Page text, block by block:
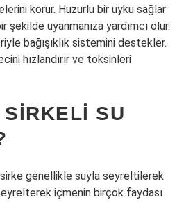
korur. Huzurlu bir uyku sağlar
şekilde uyanmanıza yardımcı olur.
bağışıklık sistemini destekler.
hızlandırır ve toksinleri
SIRKELI SU
genellikle suyla seyreltilerek
içmenin birçok faydası